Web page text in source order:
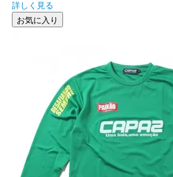
詳しく見る
お気に入り